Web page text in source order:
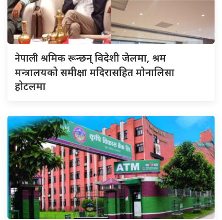
नेपालीश्रमिक रून्छन् विदेशी जेलमा, श्रम
मन्त्रालयको समीक्षा मदिरासहित मोनालिसा
होटलमा